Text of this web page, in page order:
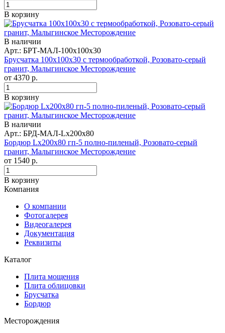
В корзину
В наличии
Арт.: БРТ-МАЛ-100x100x30
Брусчатка 100x100x30 с термообработкой, Розовато-серый
гранит, Малыгинское Месторождение
от 4370 р.
В корзину
В наличии
Арт.: БРД-МАЛ-Lx200x80
Бордюр Lx200x80 гп-5 полно-пиленый, Розовато-серый
гранит, Малыгинское Месторождение
от 1540 р.
В корзину
Компания
О компании
Фотогалерея
Видеогалерея
Документация
Реквизиты
Каталог
Плита мощения
Плита облицовки
Брусчатка
Бордюр
Месторождения